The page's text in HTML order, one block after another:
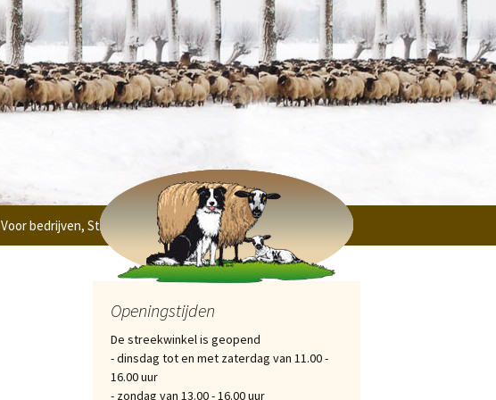
Voor bedrijven, Stichtingen, Verenigingen en particulieren
Openingstijden
De streekwinkel is geopend
- dinsdag tot en met zaterdag van 11.00 -
16.00 uur
- zondag van 13.00 - 16.00 uur